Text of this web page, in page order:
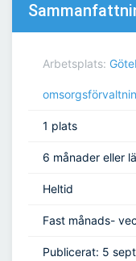
Arbetsplats:
1 plats
6 månader eller
Heltid
Fast månads-
Publicerat: 5